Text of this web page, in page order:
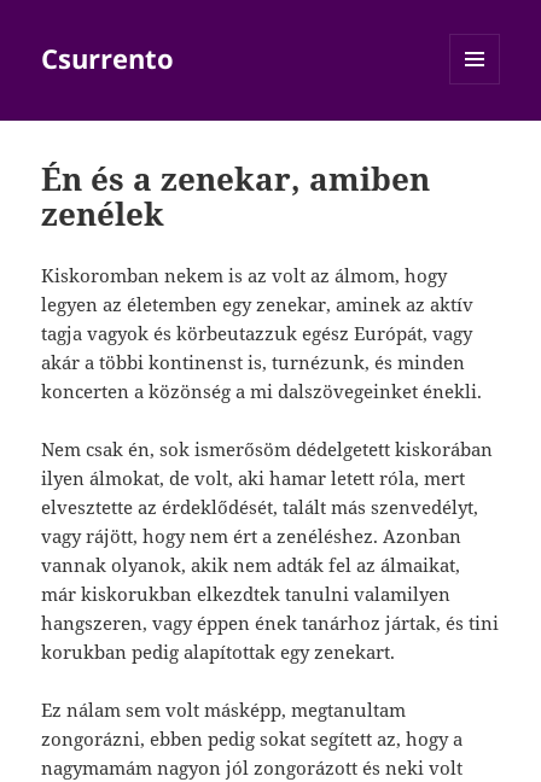
Csurrento
Én és a zenekar, amiben
zenélek
Kiskoromban nekem is az volt az álmom, hogy
legyen az életemben egy zenekar, aminek az aktív
tagja vagyok és körbeutazzuk egész Európát, vagy
akár a többi kontinenst is, turnézunk, és minden
koncerten a közönség a mi dalszövegeinket énekli.
Nem csak én, sok ismerősöm dédelgetett kiskorában
ilyen álmokat, de volt, aki hamar letett róla, mert
elvesztette az érdeklődését, talált más szenvedélyt,
vagy rájött, hogy nem ért a zenéléshez. Azonban
vannak olyanok, akik nem adták fel az álmaikat,
már kiskorukban elkezdtek tanulni valamilyen
hangszeren, vagy éppen ének tanárhoz jártak, és tini
korukban pedig alapítottak egy zenekart.
Ez nálam sem volt másképp, megtanultam
zongorázni, ebben pedig sokat segített az, hogy a
nagymamám nagyon jól zongorázott és neki volt